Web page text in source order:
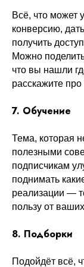
Всё, что может
конверсию,
получить
Можно
что вы нашли
расскажите
7. Обучение
Тема, которая
полезными
подписчикам
поднимать
реализации —
пользу от
8. Подборки
Подойдёт всё,